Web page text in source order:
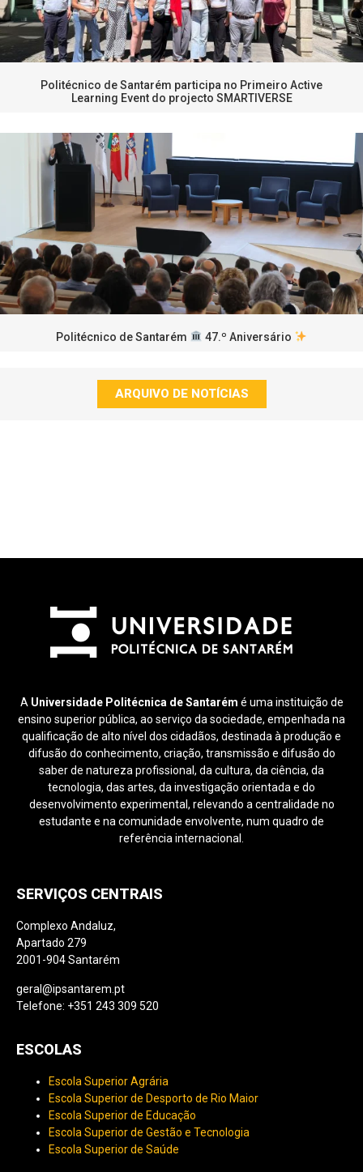
Politécnico de Santarém participa no Primeiro Active
Learning Event do projecto SMARTIVERSE
Politécnico de Santarém 47.º Aniversário
ARQUIVO DE NOTÍCIAS
A Universidade Politécnica de Santarém é uma instituição de
ensino superior pública, ao serviço da sociedade, empenhada na
qualificação de alto nível dos cidadãos, destinada à produção e
difusão do conhecimento, criação, transmissão e difusão do
saber de natureza profissional, da cultura, da ciência, da
tecnologia, das artes, da investigação orientada e do
desenvolvimento experimental, relevando a centralidade no
estudante e na comunidade envolvente, num quadro de
referência internacional.
SERVIÇOS CENTRAIS
Complexo Andaluz,
Apartado 279
2001-904 Santarém
geral@ipsantarem.pt
Telefone: +351 243 309 520
ESCOLAS
Escola Superior Agrária
Escola Superior de Desporto de Rio Maior
Escola Superior de Educação
Escola Superior de Gestão e Tecnologia
Escola Superior de Saúde